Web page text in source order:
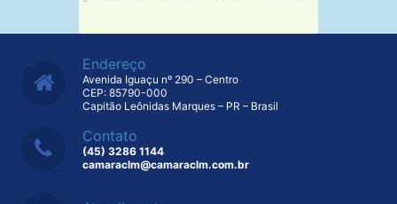
Endereço
Avenida Iguaçu nº 290 – Centro
CEP: 85790-000
Capitão Leônidas Marques – PR – Brasil
Contato
(45) 3286 1144
camaraclm@camaraclm.com.br